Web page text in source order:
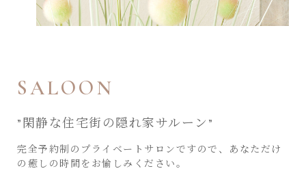
SALOON
”閑静な住宅街の隠れ家サルーン”
完全予約制のプライベートサロンですので、あなただけ
の癒しの時間をお愉しみください。